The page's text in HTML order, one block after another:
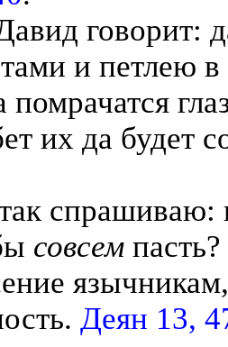
говорит:
и петлею
помрачатся
их да будет
спрашиваю:
совсем
Деян 13,